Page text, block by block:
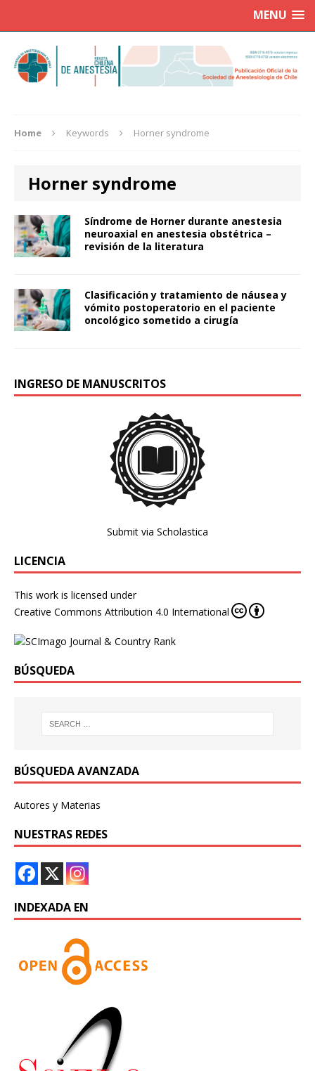
MENU
Home Keywords Horner syndrome
Horner syndrome
Síndrome de Horner durante anestesia
neuroaxial en anestesia obstétrica –
revisión de la literatura
Clasificación y tratamiento de náusea y
vómito postoperatorio en el paciente
oncológico sometido a cirugía
INGRESO DE MANUSCRITOS
Submit via Scholastica
LICENCIA
This work is licensed under
Creative Commons Attribution 4.0 International
BÚSQUEDA
BÚSQUEDA AVANZADA
Autores y Materias
NUESTRAS REDES
INDEXADA EN